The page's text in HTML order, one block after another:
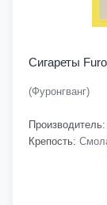
Сигареты
(Фуронгванг)
Производитель:
Крепость: